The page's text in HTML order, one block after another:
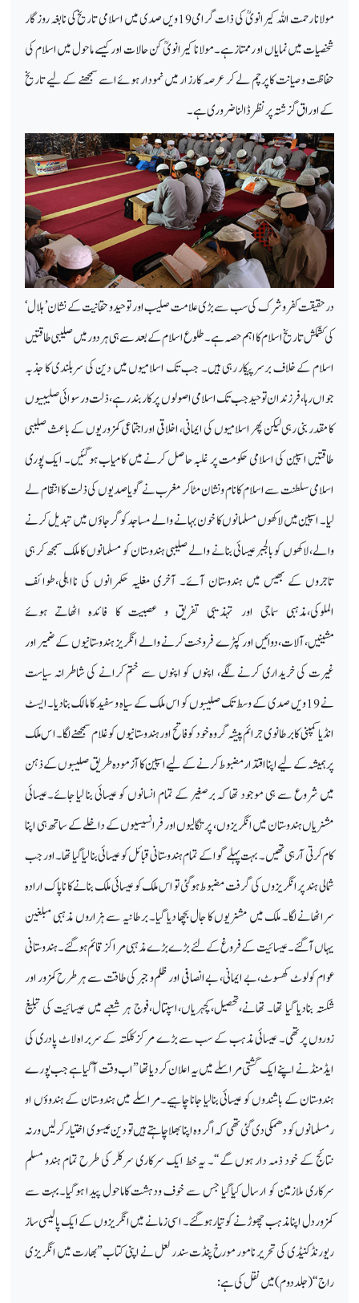
مولانا رحمت اللہ کیرانویؒ کی ذات گرامی 19ویں صدی میں اسلامی تاریخ کی نابغہ روزگار
شخصیات میں نمایاں او رممتازہے۔مولانا کیرانویؒ کن حالات اور کیسے ماحول میں اسلام کی
حفاظت و صیانت کا پرچم لے کر عرصہ کارزار میں نمودار ہوئے اسے سمجھنے کے لیے تاریخ
کے اوراق گزشتہ پرنظر ڈالنا ضروری ہے۔
درحقیقت کفر و شرک کی سب سے بڑی علامت صلیب اور توحید و حقانیت کے نشان ’ہلال‘
کی کشمکش تاریخ اسلام کا اہم حصہ ہے۔ طلوع اسلام کے بعد سے ہی ہر دور میں صلیبی طاقتیں
اسلام کے خلاف برسرپیکار رہی ہیں۔ جب تک اسلامیوں میں دین کی سربلندی کا جذبہ
جواں رہا، فرزندان توحید جب تک اسلامی اصولوں پر کار بند رہے، ذلت و رسوائی صلیبیوں
کا مقدر بنی رہی لیکن پھر اسلامیوں کی ایمانی، اخلاقی اوراجتماعی کمزوریوں کے باعث صلیبی
طاقتیں اسپین کی اسلامی حکومت پر غلبہ حاصل کرنے میں کامیاب ہوگئیں۔ ایک پوری
اسلامی سلطنت سے اسلام کا نام و نشان مٹا کر مغرب نے گویا صدیوں کی ذلت کا انتقام لے
لیا۔ اسپین میں لاکھوں مسلمانوں کا خون بہانے والے مساجد کو گرجاؤں میں تبدیل کرنے
والے، لاکھوں کو بالجبر عیسائی بنانے والے صلیبی ہندوستان کو مسلمانوں کا ملک سمجھ کر ہی
تاجروں کے بھیس میں ہندوستان آئے۔ آخری مغلیہ حکمرانوں کی نااہلی،طوائف
الملوکی،مذہبی سماجی اور تہذیبی تفریق و عصبیت کا فائدہ اٹھاتے ہوئے
مشینیں،آلات،دوائیں اور کپڑے فروخت کرنے والے انگریز ہندوستانیوں کے ضمیر اور
غیرت کی خریداری کرنے لگے، اپنوں کو اپنوں سے ختم کرانے کی شاطرانہ سیاست
نے 19ویں صدی کے وسط تک صلیبوں کو اس ملک کے سیاہ و سفید کا مالک بنادیا۔ایسٹ
انڈیا کمپنی کا برطانوی جرائم پیشہ گروہ خود کو فاتح اور ہندوستانیوں کو غلام سمجھنے لگا۔ا س ملک
پر ہمیشہ کے لیے اپنا اقتدار مضبوط کرنے کے لیے اسپین کا آزمودہ طریق صلیبوں کے ذہن
میں شروع سے ہی موجود تھا کہ برصغیر کے تمام انسانوں کو عیسائی بنا لیا جائے۔عیسائی
مشنریاں ہندوستان میں انگریزوں، پرتگالیوں اور فرانسیسیوں کے داخلے کے ساتھ ہی اپنا
کام کرتی آرہی تھیں۔ بہت پہلے گوا کے تمام ہندوستانی قبائل کو عیسائی بنا لیا گیا تھا۔ اور جب
شمالی ہند پر انگریزوں کی گرفت مضبوط ہوگئی تو اس ملک کو عیسائی ملک بنانے کا ناپاک ارادہ
سراٹھانے لگا۔ ملک میں مشنریوں کا جال بچھا دیا گیا۔ برطانیہ سے ہزاروں مذہبی مبلغین
یہاں آگئے۔ عیسائیت کے فروغ کے لئے بڑے بڑے مذہبی مراکز قائم ہوگئے۔ ہندوستانی
عوام کو لوٹ کھسوٹ،بے ایمانی، بے انصافی اور ظلم و جبر کی طاقت سے ہر طرح کمزور اور
شکستہ بنادیا گیا تھا۔ تھانے،تحصیل،کچہریاں،اسپتال،فوج ہر شعبے میں عیسائیت کی تبلیغ
زوروں پرتھی۔ عیسائی مذہب کے سب سے بڑے مرکز کلکتہ کے سربراہ لاٹ پادری کی
ایڈمنڈ نے اپنے ایک گشتی مراسلے میں یہ اعلان کردیا تھا ”اب وقت آگیا ہے جب پورے
ہندوستان کے باشندوں کو عیسائی بنالیا جانا چاہیے۔مراسلے میں ہندوستان کے ہندوؤں او
رمسلمانوں کو دھمکی دی گئی تھی کہ اگر وہ اپنا بھلا چاہتے ہیں تو دین عیسوی اختیار کرلیں ورنہ
نتائج کے خود ذمہ دار ہوں گے“۔ یہ خط ایک سرکاری سرکلر کی طرح تمام ہندو مسلم
سرکاری ملازمین کو ارسال کیاگیا جس سے خوف ودہشت کاماحول پیدا ہوگیا۔بہت سے
کمزور دل اپنا مذہب چھوڑ نے کو تیار ہوگئے۔ اسی زمانے میں انگریزوں کے ایک پالیسی ساز
ریورنڈکنیڈی کی تحریر نامور مورخ پنڈت سندر لعل نے اپنی کتاب”بھارت میں انگریزی
راج“ (جلد دوم) میں نقل کی ہے: